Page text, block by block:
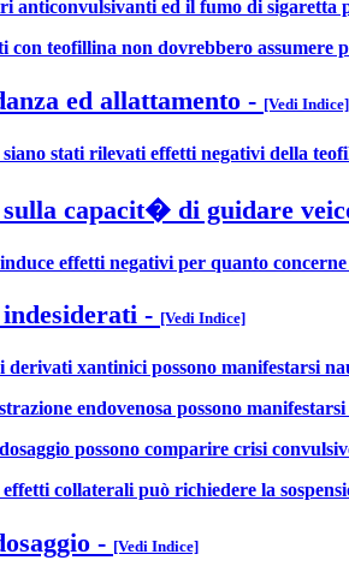
anticonvulsivanti ed il fumo di sigaretta
con teofillina non dovrebbero assumere
ed allattamento - [Vedi Indice]
stati rilevati effetti negativi della
capacit� di guidare
effetti negativi per quanto
- [Vedi Indice]
derivati xantinici possono manifestarsi
endovenosa possono
possono comparire crisi
collaterali può richiedere la
- [Vedi Indice]